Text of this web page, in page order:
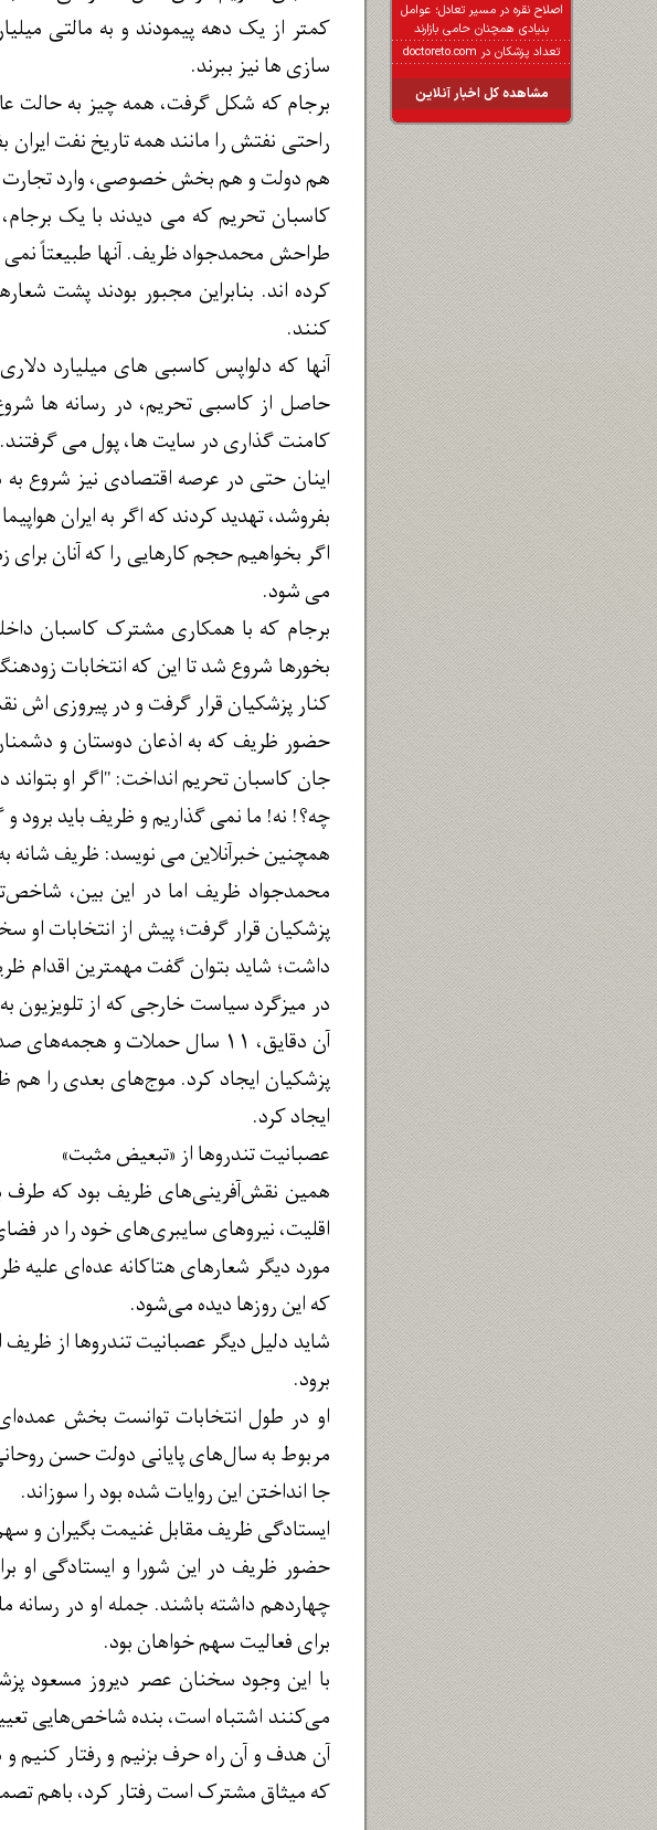
اصلاح نقره در مسیر تعادل؛ عوامل
بنیادی همچنان حامی بازارند
تعداد پزشکان در doctoreto.com
مشاهده کل اخبار آنلاین
کمتر از یک دهه پیمودند و به مالتی
سازی ها نیز ببرند.
برجام که شکل گرفت، همه چیز به حالت
راحتی نفتش را مانند همه تاریخ نفت
هم دولت و هم بخش خصوصی، وارد تجارت
کاسبان تحریم که می دیدند با یک
طراحش محمدجواد ظریف. آنها طبیعتاً نمی
کرده اند. بنابراین مجبور بودند پشت
کنند.
آنها که دلواپس کاسبی های میلیارد
حاصل از کاسبی تحریم، در رسانه ها
کامنت گذاری در سایت ها، پول می گرفتند.
اینان حتی در عرصه اقتصادی نیز شروع
بفروشد، تهدید کردند که اگر به ایران
اگر بخواهیم حجم کارهایی را که آنان
می شود.
برجام که با همکاری مشترک کاسبان
کنار پزشکیان قرار گرفت و در پیروزی اش
حضور ظریف که به اذعان دوستان و
جان کاسبان تحریم انداخت: "اگر او
چه؟! نه! ما نمی گذاریم و ظریف باید برود
همچنین خبرآنلاین می نویسد: ظریف شانه به شانه پزشکیان /۱۳
محمدجواد ظریف اما در این بین،
پزشکیان قرار گرفت؛ پیش از انتخابات
داشت؛ شاید بتوان گفت مهمترین اقدام
پزشکیان ایجاد کرد. موج‌های بعدی را هم
ایجاد کرد.
عصبانیت تندروها از «تبعیض مثبت»
همین نقش‌آفرینی‌های ظریف بود که طرف
اقلیت، نیروهای سایبری‌های خود را در
مورد دیگر شعارهای هتاکانه عده‌ای علیه
که این روزها دیده می‌شود.
شاید دلیل دیگر عصبانیت تندروها از
برود.
او در طول انتخابات توانست بخش
مربوط به سال‌های پایانی دولت حسن
جا انداختن این روایات شده بود را سوزاند.
ایستادگی ظریف مقابل غنیمت بگیران و
حضور ظریف در این شورا و ایستادگی او
چهاردهم داشته باشند. جمله او در
برای فعالیت سهم خواهان بود.
با این وجود سخنان عصر دیروز مسعود
می‌کنند اشتباه است، بنده شاخص‌هایی
آن هدف و آن راه حرف بزنیم و رفتار کنیم و
که میثاق مشترک است رفتار کرد، باهم